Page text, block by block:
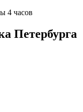
4 часов
Петербурга